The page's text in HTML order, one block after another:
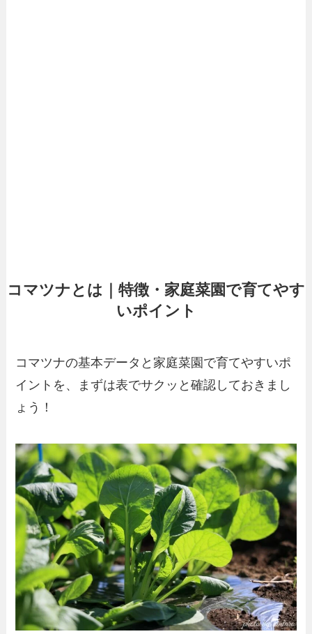
コマツナとは｜特徴・家庭菜園で育てやす
いポイント
コマツナの基本データと家庭菜園で育てやすいポ
イントを、まずは表でサクッと確認しておきまし
ょう！